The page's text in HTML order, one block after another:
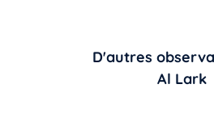
D'autres
Al Lark